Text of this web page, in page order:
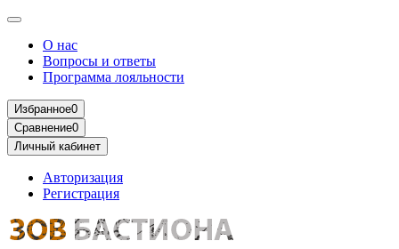
О нас
Вопросы и ответы
Программа лояльности
Избранное0
Сравнение0
Личный кабинет
Авторизация
Регистрация